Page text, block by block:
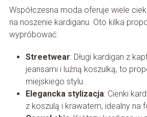
Współczesna moda oferuje wiele
na noszenie kardiganu. Oto kilka
wypróbować:
Streetwear: Długi kardigan z
jeansami i luźną koszulką, to
miejskiego stylu.
Elegancka stylizacja: Cienki
z koszulą i krawatem, idealny na